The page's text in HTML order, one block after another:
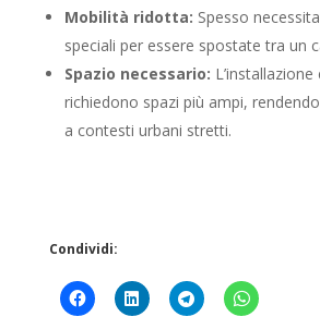
Mobilità ridotta: Spesso
speciali per essere spostate tra un
Spazio necessario: L’installazione
richiedono spazi più ampi,
a contesti urbani stretti.
Condividi: